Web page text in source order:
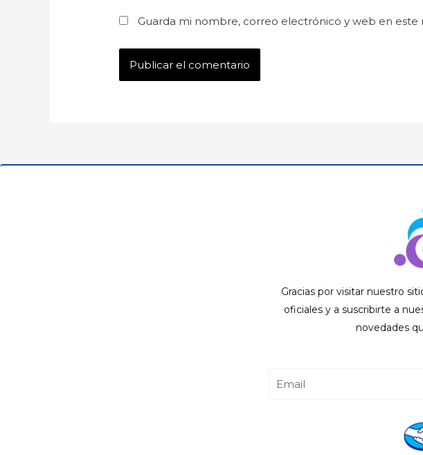
Guarda mi nombre, correo electrónico y web en
Gracias por visitar nuestro
oficiales y a suscribirte a
novedades